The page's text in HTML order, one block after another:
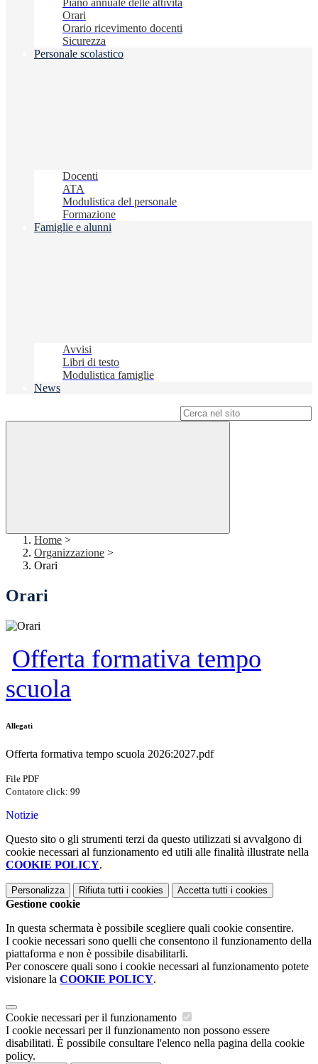
Piano annuale delle attività
Orari
Orario ricevimento docenti
Sicurezza
Personale scolastico
Docenti
ATA
Modulistica del personale
Formazione
Famiglie e alunni
Avvisi
Libri di testo
Modulistica famiglie
News
Home >
Organizzazione >
Orari
Orari
Offerta formativa tempo
scuola
Allegati
Offerta formativa tempo scuola 2026:2027.pdf
File PDF
Contatore click: 99
Notizie
Questo sito o gli strumenti terzi da questo utilizzati si avvalgono di
cookie necessari al funzionamento ed utili alle finalità illustrate nella
COOKIE POLICY.
Personalizza Rifiuta tutti i cookies Accetta tutti i cookies
Gestione cookie
In questa schermata è possibile scegliere quali cookie consentire.
I cookie necessari sono quelli che consentono il funzionamento della
piattaforma e non è possibile disabilitarli.
Per conoscere quali sono i cookie necessari al funzionamento potete
visionare la COOKIE POLICY.
Cookie necessari per il funzionamento
I cookie necessari per il funzionamento non possono essere
disabilitati. È possibile consultare l'elenco nella pagina della cookie
policy.